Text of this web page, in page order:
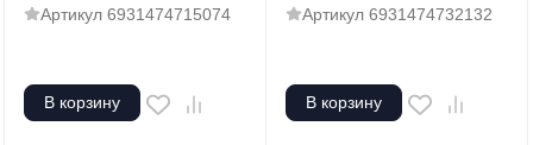
Артикул 6931474715074
В корзину
Артикул 6931474732132
В корзину